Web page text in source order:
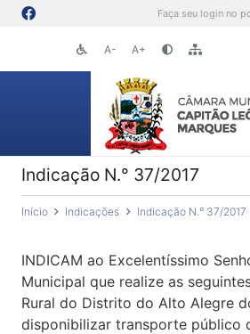
Faça seu login no
A- A+
Indicação N.° 37/2017
Início Indicações Indicação N.° 37/2017
INDICAM ao Excelentíssimo
Municipal que realize as
Rural do Distrito do Alto Alegre
disponibilizar transporte público